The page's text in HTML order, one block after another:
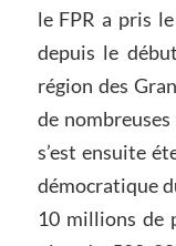
le FPR a pris
depuis le
région des
de
s’est ensuite
démocratique
10 millions de